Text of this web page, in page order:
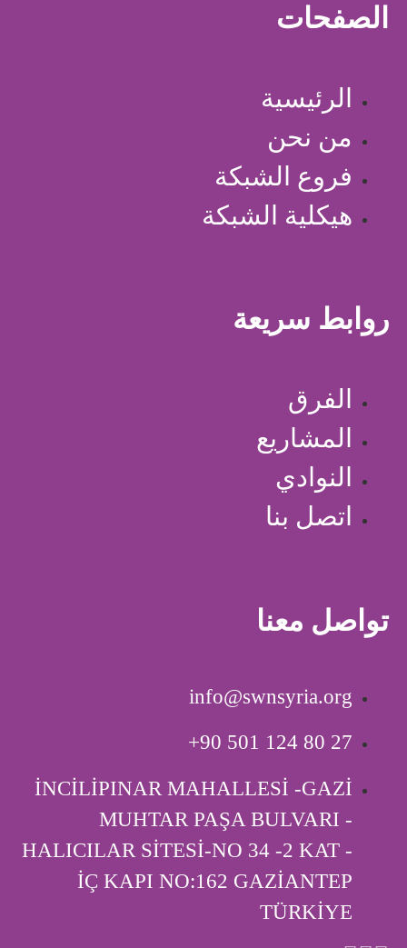
الصفحات
الرئيسية
من نحن
فروع الشبكة
هيكلية الشبكة
روابط سريعة
الفرق
المشاريع
النوادي
اتصل بنا
تواصل معنا
info@swnsyria.org
‎+90 501 124 80 27
İNCİLİPINAR MAHALLESİ -GAZİ
MUHTAR PAŞA BULVARI -
HALICILAR SİTESİ-NO 34 -2 KAT -
İÇ KAPI ‎NO:162 GAZİANTEP
TÜRKİYE